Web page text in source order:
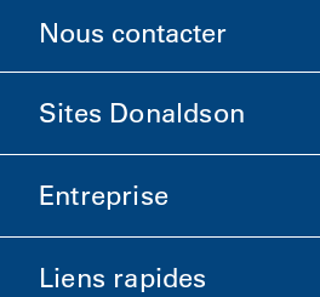
Nous contacter
Sites Donaldson
Donaldson Sciences de la vie
Entreprise
Informations sur l'entreprise
Liens rapides